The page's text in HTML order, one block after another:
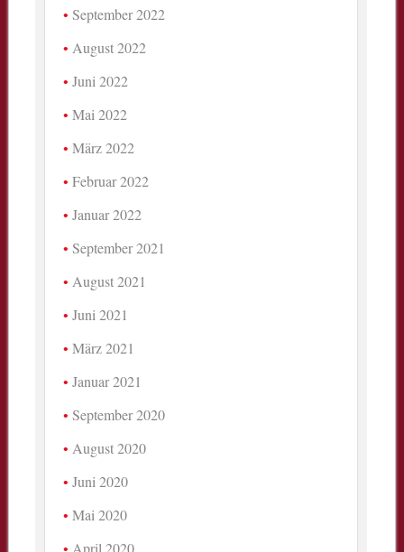
September 2022
August 2022
Juni 2022
Mai 2022
März 2022
Februar 2022
Januar 2022
September 2021
August 2021
Juni 2021
März 2021
Januar 2021
September 2020
August 2020
Juni 2020
Mai 2020
April 2020